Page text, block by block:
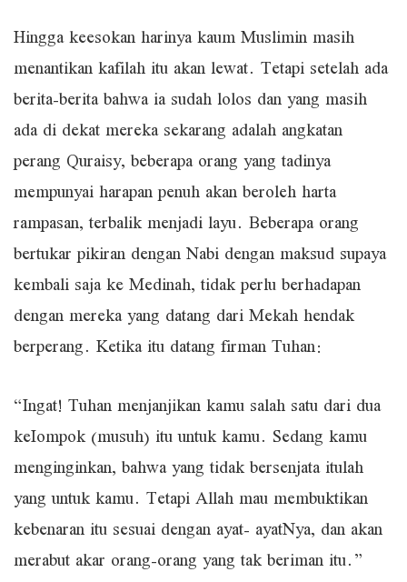
Hingga keesokan harinya kaum Muslimin masih
menantikan kafilah itu akan lewat. Tetapi setelah ada
berita-berita bahwa ia sudah lolos dan yang masih
ada di dekat mereka sekarang adalah angkatan
perang Quraisy, beberapa orang yang tadinya
mempunyai harapan penuh akan beroleh harta
rampasan, terbalik menjadi layu. Beberapa orang
bertukar pikiran dengan Nabi dengan maksud supaya
kembali saja ke Medinah, tidak perlu berhadapan
dengan mereka yang datang dari Mekah hendak
berperang. Ketika itu datang firman Tuhan:
“Ingat! Tuhan menjanjikan kamu salah satu dari dua
keIompok (musuh) itu untuk kamu. Sedang kamu
menginginkan, bahwa yang tidak bersenjata itulah
yang untuk kamu. Tetapi Allah mau membuktikan
kebenaran itu sesuai dengan ayat- ayatNya, dan akan
merabut akar orang-orang yang tak beriman itu.”